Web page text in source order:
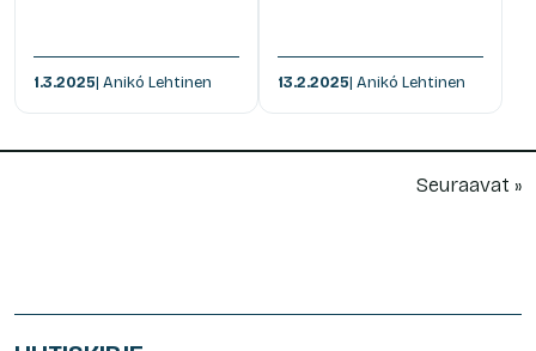
1.3.2025| Anikó Lehtinen 13.2.2025| Anikó Lehtinen
Seuraavat »